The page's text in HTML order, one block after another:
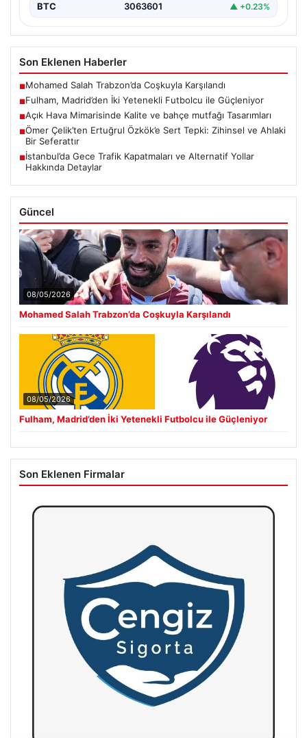
BTC 3063601 ▲ +0.23%
Son Eklenen Haberler
■Mohamed Salah Trabzon’da Coşkuyla Karşılandı
■Fulham, Madrid’den İki Yetenekli Futbolcu ile Güçleniyor
■Açık Hava Mimarisinde Kalite ve bahçe mutfağı Tasarımları
■Ömer Çelik’ten Ertuğrul Özkök’e Sert Tepki: Zihinsel ve Ahlaki
Bir Seferattır
■İstanbul’da Gece Trafik Kapatmaları ve Alternatif Yollar
Hakkında Detaylar
Güncel
08/05/2026
Mohamed Salah Trabzon’da Coşkuyla Karşılandı
08/05/2026
Fulham, Madrid’den İki Yetenekli Futbolcu ile Güçleniyor
Son Eklenen Firmalar